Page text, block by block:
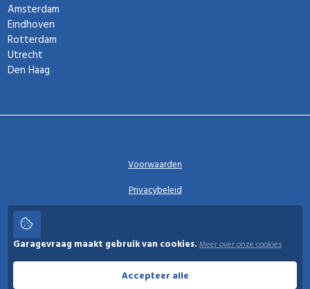
Amsterdam
Eindhoven
Rotterdam
Utrecht
Den Haag
Garagevraag
Voorwaarden
Privacybeleid
Garagevraag maakt gebruik van cookies.Meer over onze cookies
Accepteer alle